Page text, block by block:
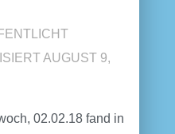
AUGUST 9,
02.02.18 fand in